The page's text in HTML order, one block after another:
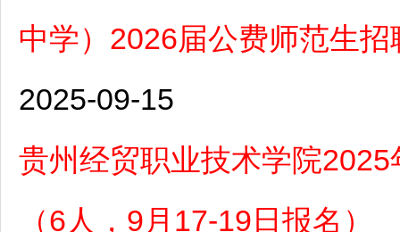
中学）2026届公费师范生
2025-09-15
贵州经贸职业技术学院
（6人，9月17-19日报名）